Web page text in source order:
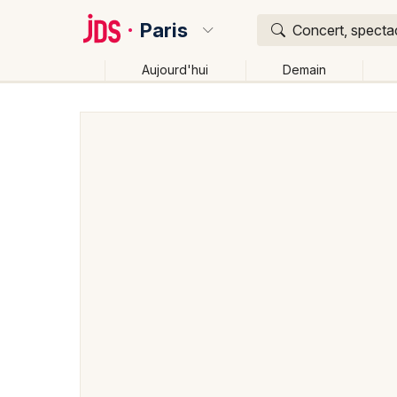
Paris Concert,
Aujourd'hui Demain